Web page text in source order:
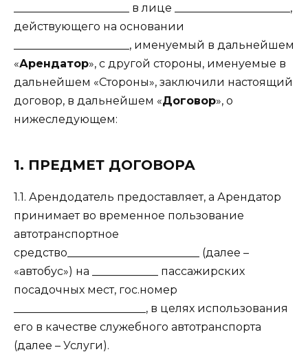
_____________________ в лице _____________________,
действующего на основании
_____________________, именуемый в дальнейшем
«Арендатор», с другой стороны, именуемые в
дальнейшем «Стороны», заключили настоящий
договор, в дальнейшем «Договор», о
нижеследующем:
1. ПРЕДМЕТ ДОГОВОРА
1.1. Арендодатель предоставляет, а Арендатор
принимает во временное пользование
автотранспортное
средство________________________ (далее –
«автобус») на ____________ пассажирских
посадочных мест, гос.номер
________________________, в целях использования
его в качестве служебного автотранспорта
(далее – Услуги).